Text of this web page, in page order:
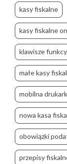
kasy fiskalne
kasy fiskalne
klawisze
małe kasy
mobilna
nowa kasa
obowiązki
przepisy